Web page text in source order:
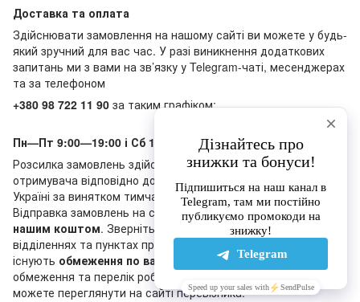
Доставка та оплата
Здійснювати замовлення на нашому сайті ви можете у будь-
який зручний для вас час. У разі виникнення додаткових
запитань ми з вами на зв’язку у Telegram-чаті, месенджерах
та за телефоном
+380 98 722 11 90 за таким графіком:
Пн—Пт 9:00—19:00 і Сб 10:00—18:00, Нд - вихідний
Розсилка замовлень здійснюється «Новою поштою» за кошт
отримувача відповідно до тарифів перевізника по всій
Україні за винятком тимчасово окупованих територій.
Відправка замовлень на суму
від 20 000 грнвідбувається
нашим коштом. Зверніть, будь ласка, увагу, що в деяких
відділеннях та пунктах приймання-видачі «Нової пошти»
існують обмеження по вазі та сумі
післяплати. Актуальні
обмеження та перелік робочих відділень «Нової пошти» ви
можете переглянути на сайті перевізника.